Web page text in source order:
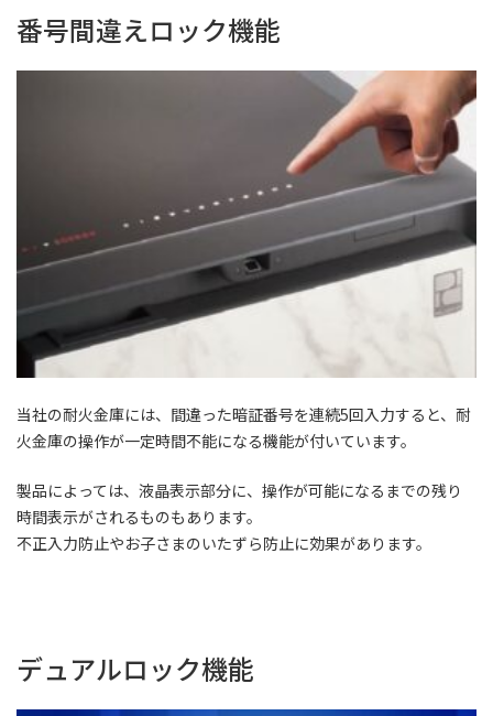
番号間違えロック機能
当社の耐火金庫には、間違った暗証番号を連続5回入力すると、耐
火金庫の操作が一定時間不能になる機能が付いています。
製品によっては、液晶表示部分に、操作が可能になるまでの残り
時間表示がされるものもあります。
不正入力防止やお子さまのいたずら防止に効果があります。
デュアルロック機能